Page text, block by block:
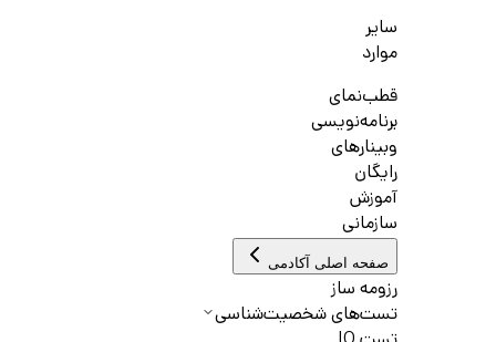
سایر
موارد
قطب‌نمای
برنامه‌نویسی
وبینارهای
رایگان
آموزش
سازمانی
صفحه اصلی آکادمی
رزومه ساز
تست‌های شخصیت‌شناسی